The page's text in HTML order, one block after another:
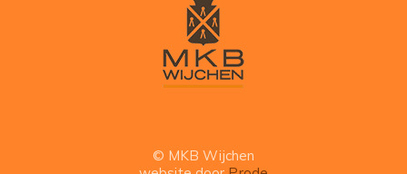
© MKB Wijchen